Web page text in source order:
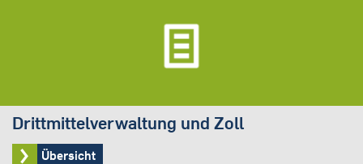
Drittmittelverwaltung und Zoll
Übersicht